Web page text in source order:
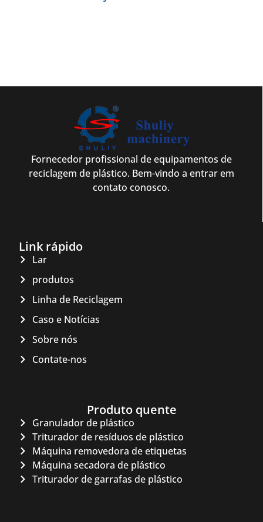
Fornecedor profissional de equipamentos de
reciclagem de plástico. Bem-vindo a entrar em
contato conosco.
Link rápido
Lar
produtos
Linha de Reciclagem
Caso e Notícias
Sobre nós
Contate-nos
Produto quente
Granulador de plástico
Triturador de resíduos de plástico
Máquina removedora de etiquetas
Máquina secadora de plástico
Triturador de garrafas de plástico